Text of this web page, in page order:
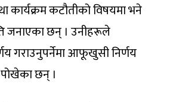
कार्यक्रम कटौतीको विषयमा भने
जनाएका छन् । उनीहरूले
गराउनुपर्नेमा आफूखुसी निर्णय
छन् ।